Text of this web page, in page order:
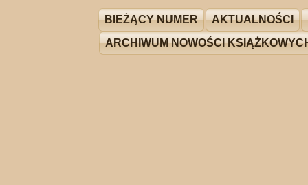
BIEŻĄCY NUMER AKTUALNOŚCI
ARCHIWUM NOWOŚCI